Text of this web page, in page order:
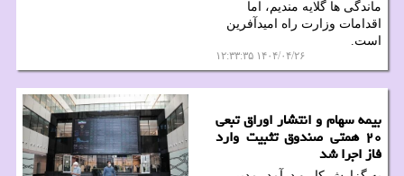
ماندگی ها گلایه مندیم، اما
اقدامات وزارت راه امیدآفرین
است.
۱۴۰۴/۰۴/۲۶ ۱۲:۳۳:۳۵
بیمه سهام و انتشار اوراق تبعی
۲۰ همتی صندوق تثبیت وارد
فاز اجرا شد